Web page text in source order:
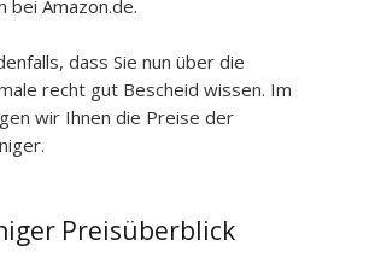
bei Amazon.de.
dass Sie nun über die
recht gut Bescheid wissen. Im
wir Ihnen die Preise der
Preisüberblick